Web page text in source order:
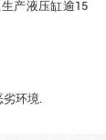
产液压缸逾15
环境.